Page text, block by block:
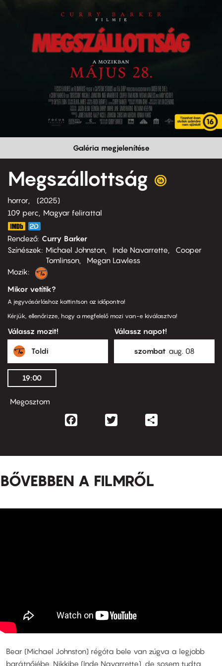
Galéria megjelenítése
Megszállottság
horror
2025
109 perc,
Magyar felirattal
Rendező Curry Barker
Színészek
Michael Johnston Inde Navarrette
Cooper
Tomlinson
Megan Lawless
Mozik:
Mikor vetítik?
A jegyvásárláshoz kattintson az időpontra!
Kérjük, ellenőrizze, hogy a megfelelő mozi van-e kiválasztva!
Válassz mozit!
Toldi
Válassz napot!
szombat aug. 08
19:00
Megosztom
Facebook
BŐVEBBEN A FILMRŐL
Bear (Michael Johnston) régóta bele van zúgva a legjobb
barátnőjébe, Nikkibe (Inde Navarrette), de sosem tudta